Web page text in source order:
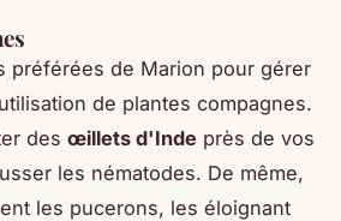
préférées de Marion pour gérer
de plantes compagnes.
des œillets d'Inde près de vos
les nématodes. De même,
les pucerons, les éloignant